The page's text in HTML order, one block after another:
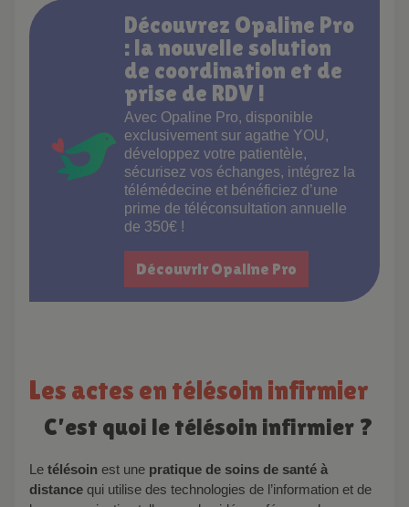
Découvrez Opaline Pro
: la nouvelle solution
de coordination et de
prise de RDV !
Avec Opaline Pro, disponible
exclusivement sur agathe YOU,
développez votre patientèle,
sécurisez vos échanges, intégrez la
télémédecine et bénéficiez d’une
prime de téléconsultation annuelle
de 350€ !
Découvrir Opaline Pro
Les actes en télésoin infirmier
C’est quoi le télésoin infirmier ?
Le télésoin est une pratique de soins de santé à
distance qui utilise des technologies de l’information et de